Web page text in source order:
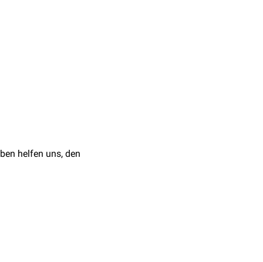
helfen uns, den